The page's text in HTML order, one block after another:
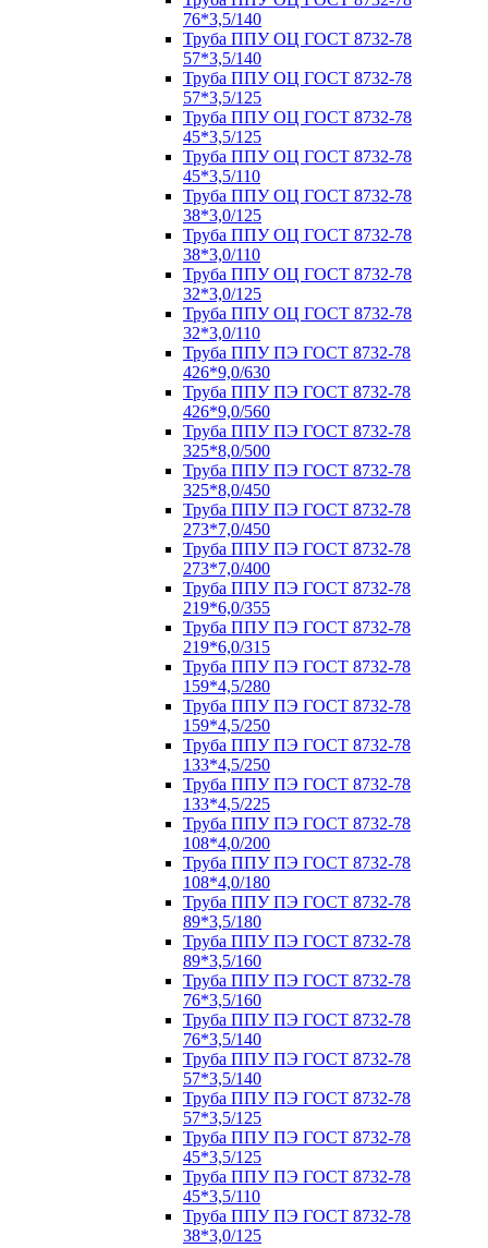
76*3,5/140
Труба ППУ ОЦ ГОСТ 8732-78
57*3,5/140
Труба ППУ ОЦ ГОСТ 8732-78
57*3,5/125
Труба ППУ ОЦ ГОСТ 8732-78
45*3,5/125
Труба ППУ ОЦ ГОСТ 8732-78
45*3,5/110
Труба ППУ ОЦ ГОСТ 8732-78
38*3,0/125
Труба ППУ ОЦ ГОСТ 8732-78
38*3,0/110
Труба ППУ ОЦ ГОСТ 8732-78
32*3,0/125
Труба ППУ ОЦ ГОСТ 8732-78
32*3,0/110
Труба ППУ ПЭ ГОСТ 8732-78
426*9,0/630
Труба ППУ ПЭ ГОСТ 8732-78
426*9,0/560
Труба ППУ ПЭ ГОСТ 8732-78
325*8,0/500
Труба ППУ ПЭ ГОСТ 8732-78
325*8,0/450
Труба ППУ ПЭ ГОСТ 8732-78
273*7,0/450
Труба ППУ ПЭ ГОСТ 8732-78
273*7,0/400
Труба ППУ ПЭ ГОСТ 8732-78
219*6,0/355
Труба ППУ ПЭ ГОСТ 8732-78
219*6,0/315
Труба ППУ ПЭ ГОСТ 8732-78
159*4,5/280
Труба ППУ ПЭ ГОСТ 8732-78
159*4,5/250
Труба ППУ ПЭ ГОСТ 8732-78
133*4,5/250
Труба ППУ ПЭ ГОСТ 8732-78
133*4,5/225
Труба ППУ ПЭ ГОСТ 8732-78
108*4,0/200
Труба ППУ ПЭ ГОСТ 8732-78
108*4,0/180
Труба ППУ ПЭ ГОСТ 8732-78
89*3,5/180
Труба ППУ ПЭ ГОСТ 8732-78
89*3,5/160
Труба ППУ ПЭ ГОСТ 8732-78
76*3,5/160
Труба ППУ ПЭ ГОСТ 8732-78
76*3,5/140
Труба ППУ ПЭ ГОСТ 8732-78
57*3,5/140
Труба ППУ ПЭ ГОСТ 8732-78
57*3,5/125
Труба ППУ ПЭ ГОСТ 8732-78
45*3,5/125
Труба ППУ ПЭ ГОСТ 8732-78
45*3,5/110
Труба ППУ ПЭ ГОСТ 8732-78
38*3,0/125